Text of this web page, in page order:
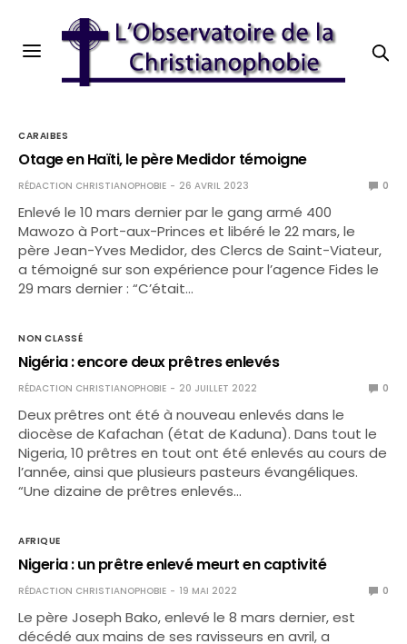
CARAIBES
Otage en Haïti, le père Medidor témoigne
RÉDACTION CHRISTIANOPHOBIE 26 AVRIL 2023 0
Enlevé le 10 mars dernier par le gang armé 400
Mawozo à Port-aux-Princes et libéré le 22 mars, le
père Jean-Yves Medidor, des Clercs de Saint-Viateur,
a témoigné sur son expérience pour l’agence Fides le
29 mars dernier : “C’était…
NON CLASSÉ
Nigéria : encore deux prêtres enlevés
RÉDACTION CHRISTIANOPHOBIE 20 JUILLET 2022 0
Deux prêtres ont été à nouveau enlevés dans le
diocèse de Kafachan (état de Kaduna). Dans tout le
Nigeria, 10 prêtres en tout ont été enlevés au cours de
l’année, ainsi que plusieurs pasteurs évangéliques.
“Une dizaine de prêtres enlevés…
AFRIQUE
Nigeria : un prêtre enlevé meurt en captivité
RÉDACTION CHRISTIANOPHOBIE 19 MAI 2022 0
Le père Joseph Bako, enlevé le 8 mars dernier, est
décédé aux mains de ses ravisseurs en avril, a